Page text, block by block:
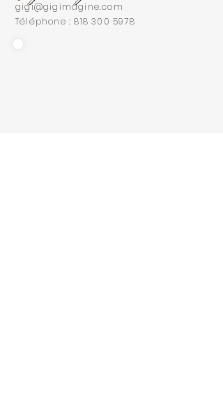
gigi@gigimagine.com
Téléphone :818 300 5978